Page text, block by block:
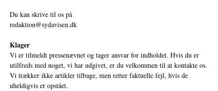
Du kan skrive til os på
redaktion@sydavisen.dk
Klager
Vi er tilmeldt pressenævnet og tager ansvar for indholdet. Hvis du er
utilfreds med noget, vi har udgivet, er du velkommen til at kontakte os.
Vi trækker ikke artikler tilbage, men retter faktuelle fejl, hvis de
uheldigvis er opstået.